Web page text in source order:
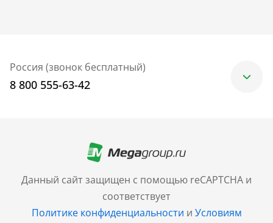
Данный сайт защищен с помощью reCAPTCHA и
соответствует
Политике конфиденциальности и Условиям
Россия (звонок бесплатный)
8 800 555-63-42
+7 (499) 705-30-10
Санкт-Петербург
+7 (812) 600-77-33
Барнаул